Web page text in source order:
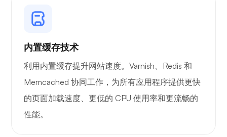
Wireguard
内置缓存技术
利用内置缓存提升网站速度。Varnish、Redis 和
Memcached 协同工作，为所有应用程序提供更快
的页面加载速度、更低的 CPU 使用率和更流畅的
性能。